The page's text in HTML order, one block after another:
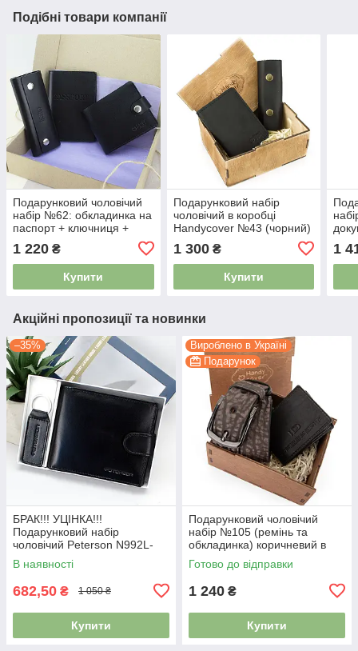
Подібні товари компанії
Подарунковий чоловічий
набір №62: обкладинка на
паспорт + ключниця +
1 220 ₴
Купити
Подарунковий набір
чоловічий в коробці
Handycover №43 (чорний)
ключниця, обкладинка ID
паспорт
1 300₴
Купити
1
Акційні пропозиції та новинки
–35%
БРАК!!! УЦІНКА!!!
Подарунковий набір
чоловічий Peterson N992L-
KCS чорний (портмоне та
брелок)
В наявності
682,50 ₴ 1 050 ₴
Купити
Вироблено в Україні
Подарунок
Подарунковий чоловічий
набір №105 (ремінь та
обкладинка) коричневий в
коробці
Готово до відправки
1 240 ₴
Купити